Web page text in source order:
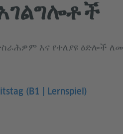
እና የተለያዩ ዕድሎች
(B1 | Lernspiel)